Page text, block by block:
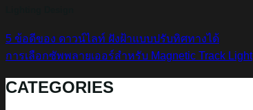
5 ข้อดีของ ดาวน์ไลท์ ฝังฝ้าแบบปรับทิศทางได้
การเลือกซัพพลายเออร์สำหรับ Magnetic Track Light
CATEGORIES